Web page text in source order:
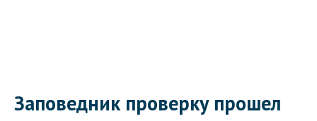
Заповедник проверку прошел